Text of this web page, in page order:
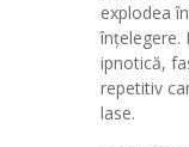
explodea
înțelegere.
ipnotică,
repetitiv
lase.